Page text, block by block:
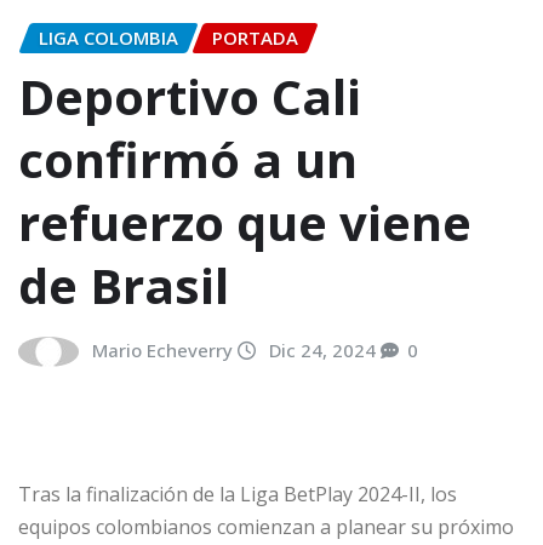
LIGA COLOMBIA PORTADA
Deportivo Cali
confirmó a un
refuerzo que viene
de Brasil
Mario Echeverry Dic 24, 2024 0
Tras la finalización de la Liga BetPlay 2024-II, los
equipos colombianos comienzan a planear su próximo